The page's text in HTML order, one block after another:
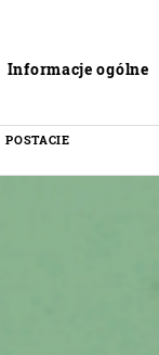
Informacje ogólne
POSTACIE